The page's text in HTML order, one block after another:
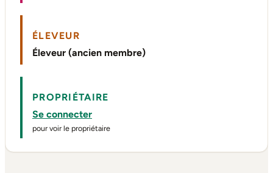
ÉLEVEUR
Éleveur (ancien membre)
PROPRIÉTAIRE
Se connecter
pour voir le propriétaire